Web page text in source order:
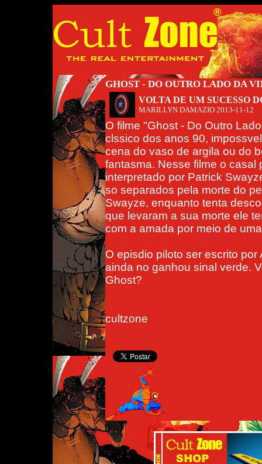
GHOST - DO OUTRO LADO DA
VOLTA DE UM SUCESSO
MARILLYN DAMAZIO 2013-11-12
O filme "Ghost - Do Outro
clssico dos anos 90,
cena do vaso de argila ou do
fantasma. Nesse filme o casal
interpretado por Patrick
so separados pela morte do
Swayze, enquanto tenta
que levaram a sua morte ele
com a amada por meio de
O episdio piloto ser escrito
ainda no ganhou sinal verde.
Ghost?
cultzone